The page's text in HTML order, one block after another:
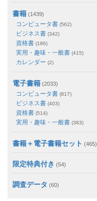
書籍 (1439)
コンピュータ書 (562)
ビジネス書 (342)
資格書 (186)
実用・趣味・一般書 (415)
カレンダー (2)
電子書籍 (2033)
コンピュータ書 (817)
ビジネス書 (403)
資格書 (514)
実用・趣味・一般書 (383)
書籍＋電子書籍セット (465)
限定特典付き (54)
調査データ (60)